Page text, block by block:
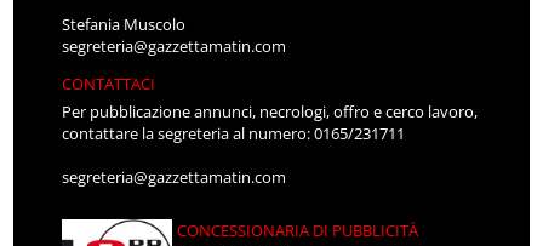
Stefania Muscolo
segreteria@gazzettamatin.com
CONTATTACI
Per pubblicazione annunci, necrologi, offro e cerco lavoro,
contattare la segreteria al numero: 0165/231711
segreteria@gazzettamatin.com
CONCESSIONARIA DI PUBBLICITÀ